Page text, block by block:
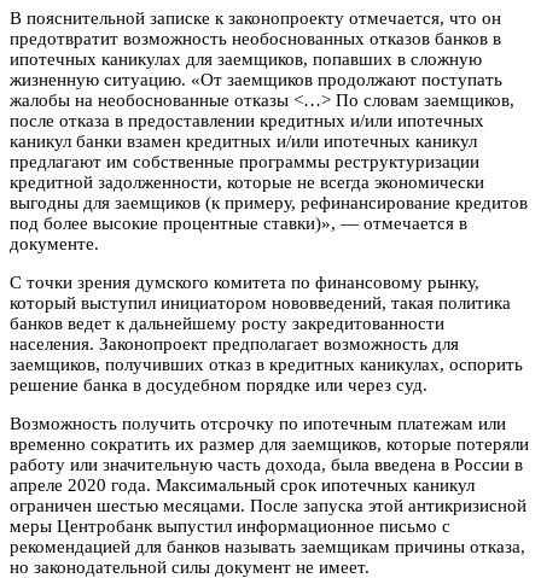
В пояснительной записке к законопроекту отмечается, что он
предотвратит возможность необоснованных отказов банков в
ипотечных каникулах для заемщиков, попавших в сложную
жизненную ситуацию. «От заемщиков продолжают поступать
жалобы на необоснованные отказы <…> По словам заемщиков,
после отказа в предоставлении кредитных и/или ипотечных
каникул банки взамен кредитных и/или ипотечных каникул
предлагают им собственные программы реструктуризации
кредитной задолженности, которые не всегда экономически
выгодны для заемщиков (к примеру, рефинансирование кредитов
под более высокие процентные ставки)», — отмечается в
документе.
С точки зрения думского комитета по финансовому рынку,
который выступил инициатором нововведений, такая политика
банков ведет к дальнейшему росту закредитованности
населения. Законопроект предполагает возможность для
заемщиков, получивших отказ в кредитных каникулах, оспорить
решение банка в досудебном порядке или через суд.
Возможность получить отсрочку по ипотечным платежам или
временно сократить их размер для заемщиков, которые потеряли
работу или значительную часть дохода, была введена в России в
апреле 2020 года. Максимальный срок ипотечных каникул
ограничен шестью месяцами. После запуска этой антикризисной
меры Центробанк выпустил информационное письмо с
рекомендацией для банков называть заемщикам причины отказа,
но законодательной силы документ не имеет.